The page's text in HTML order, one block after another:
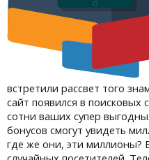
встретили рассвет того
сайт появился в поисковых
сотни ваших супер
бонусов смогут увидеть
где же они, эти миллионы?